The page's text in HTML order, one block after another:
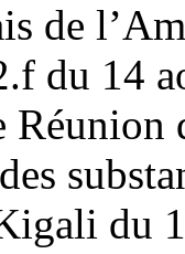
de
du 14
Réunion
du